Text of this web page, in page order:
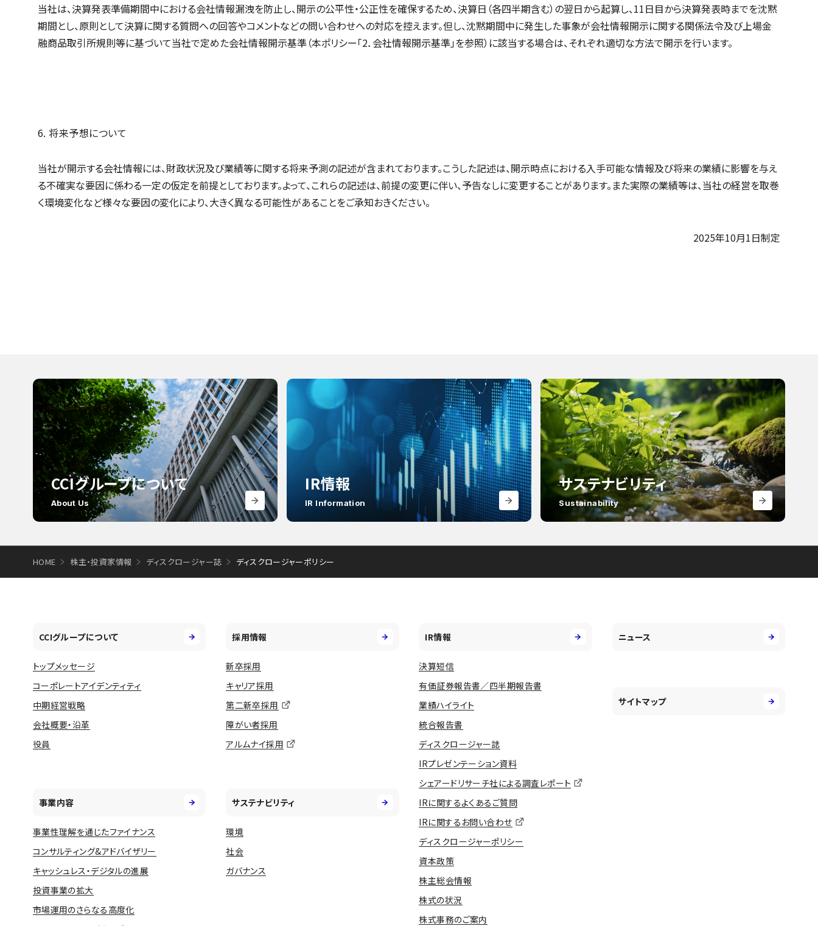
当社は、決算発表準備期間中における会社情報漏洩を防止し、開示の公平性・公正性を確保するため、決算日（各四半期含む）の翌日から起算し、11日目から決算発表時までを沈黙
期間とし、原則として決算に関する質問への回答やコメントなどの問い合わせへの対応を控えます。但し、沈黙期間中に発生した事象が会社情報開示に関する関係法令及び上場金
融商品取引所規則等に基づいて当社で定めた会社情報開示基準（本ポリシー「2．会社情報開示基準」を参照）に該当する場合は、それぞれ適切な方法で開示を行います。
6. 将来予想について
当社が開示する会社情報には、財政状況及び業績等に関する将来予測の記述が含まれております。こうした記述は、開示時点における入手可能な情報及び将来の業績に影響を与え
る不確実な要因に係わる一定の仮定を前提としております。よって、これらの記述は、前提の変更に伴い、予告なしに変更することがあります。また実際の業績等は、当社の経営を取巻
く環境変化など様々な要因の変化により、大きく異なる可能性があることをご承知おきください。
2025年10月1日制定
CCIグループについて
About Us
IR情報
IR Information
サステナビリティ
Sustainability
HOME 株主・投資家情報 ディスクロージャー誌 ディスクロージャーポリシー
CCIグループについて
トップメッセージ
コーポレートアイデンティティ
中期経営戦略
会社概要・沿革
役員
事業内容
事業性理解を通じたファイナンス
コンサルティング&アドバイザリー
キャッシュレス・デジタルの進展
投資事業の拡大
市場運用のさらなる高度化
採用情報
新卒採用
キャリア採用
第二新卒採用
障がい者採用
アルムナイ採用
サステナビリティ
環境
社会
ガバナンス
IR情報
決算短信
有価証券報告書／四半期報告書
業績ハイライト
統合報告書
ディスクロージャー誌
IRプレゼンテーション資料
シェアードリサーチ社による調査レポート
IRに関するよくあるご質問
IRに関するお問い合わせ
ディスクロージャーポリシー
資本政策
株主総会情報
株式の状況
株式事務のご案内
ニュース
サイトマップ